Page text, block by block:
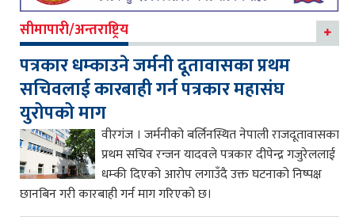
सीमापारी/अन्तराष्ट्रिय
पत्रकार धम्काउने जर्मनी दूतावासका प्रथम
सचिवलाई कारबाही गर्न पत्रकार महासंघ
युरोपको माग
वीरगंज । जर्मनीको बर्लिनस्थित नेपाली राजदूतावासका
प्रथम सचिव रन्जन यादवले पत्रकार दीपेन्द्र गजुरेललाई
धम्की दिएको आरोप लगाउँदै उक्त घटनाको निष्पक्ष
छानबिन गरी कारबाही गर्न माग गरिएको छ।